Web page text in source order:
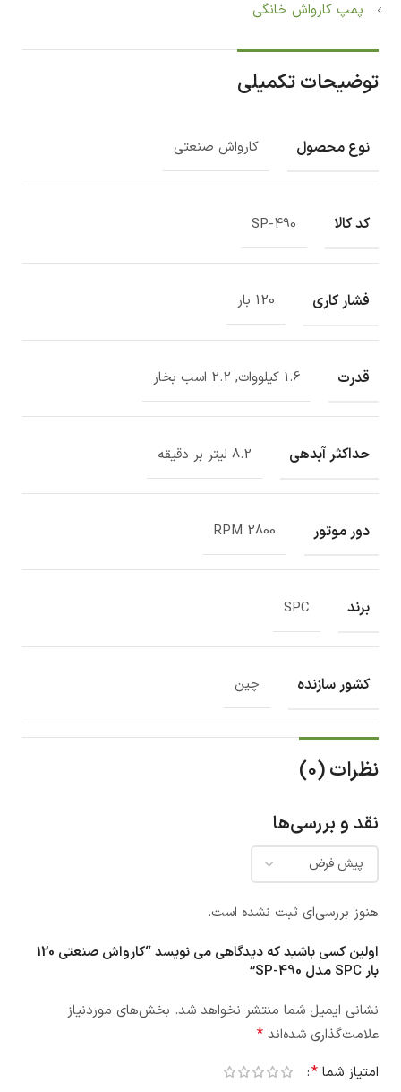
پمپ کارواش خانگی
توضیحات تکمیلی
نوع محصول کارواش صنعتی
کد کالا SP-490
فشار کاری 120 بار
قدرت 1.6 کیلووات, 2.2 اسب بخار
حداکثر آبدهی 8.2 لیتر بر دقیقه
دور موتور 2800 RPM
برند SPC
کشور سازنده چین
نظرات (0)
نقد و بررسی‌ها
هنوز بررسی‌ای ثبت نشده است.
اولین کسی باشید که دیدگاهی می نویسد “کارواش صنعتی 120
بار SPC مدل SP-490”
نشانی ایمیل شما منتشر نخواهد شد. بخش‌های موردنیاز
علامت‌گذاری شده‌اند *
امتیاز شما *